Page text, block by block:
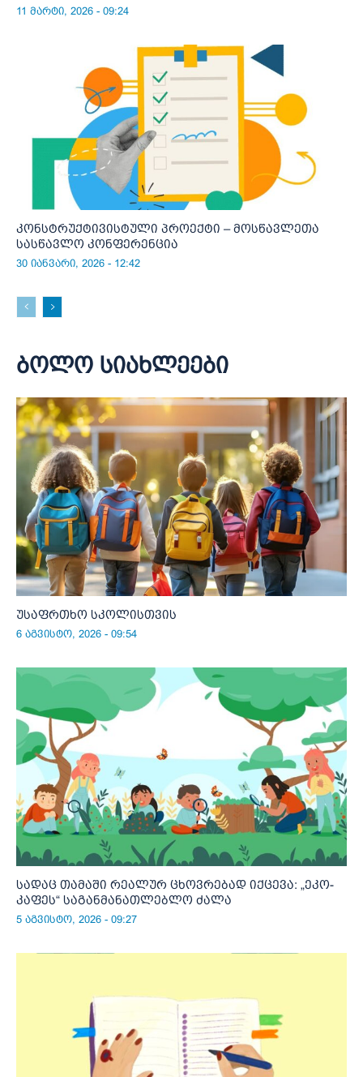
11 მარტი, 2026 - 09:24
კონსტრუქტივისტული პროექტი – მოსწავლეთა
სასწავლო კონფერენცია
30 იანვარი, 2026 - 12:42
ბოლო სიახლეები
უსაფრთხო სკოლისთვის
6 აგვისტო, 2026 - 09:54
სადაც თამაში რეალურ ცხოვრებად იქცევა: „ეკო-
კაფეს“ საგანმანათლებლო ძალა
5 აგვისტო, 2026 - 09:27